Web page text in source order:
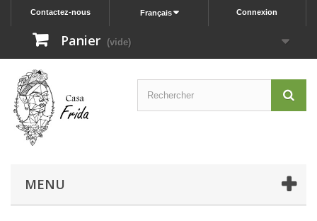
Connexion
Français
Contactez-nous
Panier (vide)
MENU